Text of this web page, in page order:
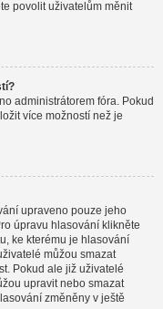
povolit uživatelům měnit
administrátorem fóra. Pokud
více možností než je
upraveno pouze jeho
úpravu hlasování klikněte
ke kterému je hlasování
můžou smazat
Pokud ale již uživatelé
upravit nebo smazat
změněny v ještě